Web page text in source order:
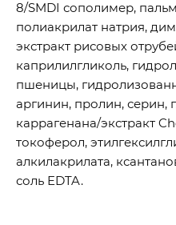
8/SMDI сополимер,
полиакрилат натрия,
экстракт рисовых
каприлилгликоль,
пшеницы,
аргинин, пролин, серин,
каррагенана/экстракт
токоферол,
алкилакрилата,
соль EDTA.